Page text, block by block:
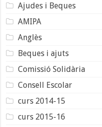
Ajudes i Beques
AMIPA
Anglès
Beques i ajuts
Comissió Solidària
Consell Escolar
curs 2014-15
curs 2015-16